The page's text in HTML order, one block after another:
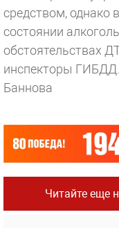
средством, однако
состоянии
обстоятельствах
инспекторы ГИБДД.
Баннова
Читайте еще